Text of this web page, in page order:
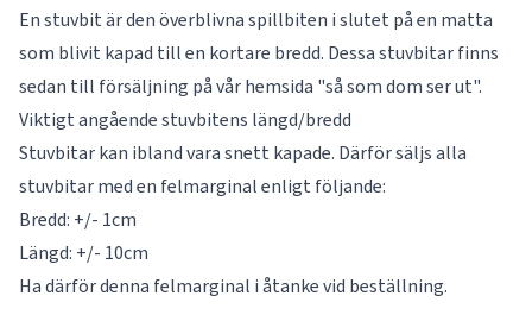
En stuvbit är den överblivna spillbiten i slutet på en matta
som blivit kapad till en kortare bredd. Dessa stuvbitar finns
sedan till försäljning på vår hemsida "så som dom ser ut".
Viktigt angående stuvbitens längd/bredd
Stuvbitar kan ibland vara snett kapade. Därför säljs alla
stuvbitar med en felmarginal enligt följande:
Bredd: +/- 1cm
Längd: +/- 10cm
Ha därför denna felmarginal i åtanke vid beställning.